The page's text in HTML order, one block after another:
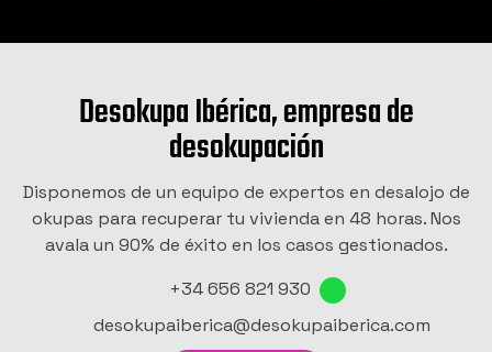
Desokupa Ibérica, empresa de
desokupación
Disponemos de un equipo de expertos en desalojo de
okupas para recuperar tu vivienda en 48 horas. Nos
avala un 90% de éxito en los casos gestionados.
+34 656 821 930
desokupaiberica@desokupaiberica.com